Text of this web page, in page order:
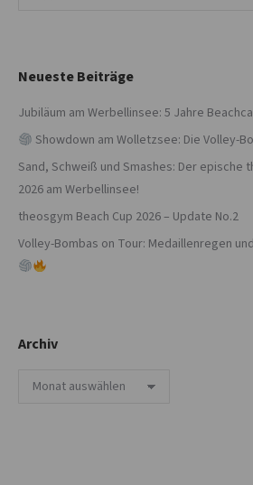
Neueste Beiträge
Jubiläum am Werbellinsee: 5 Jahre
Showdown am Wolletzsee: Die Volley-
Sand, Schweiß und Smashes: Der epische
2026 am Werbellinsee!
theosgym Beach Cup 2026 – Update No.2
Volley-Bombas on Tour: Medaillenregen
Archiv
Archiv